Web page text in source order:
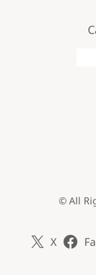
© All
X